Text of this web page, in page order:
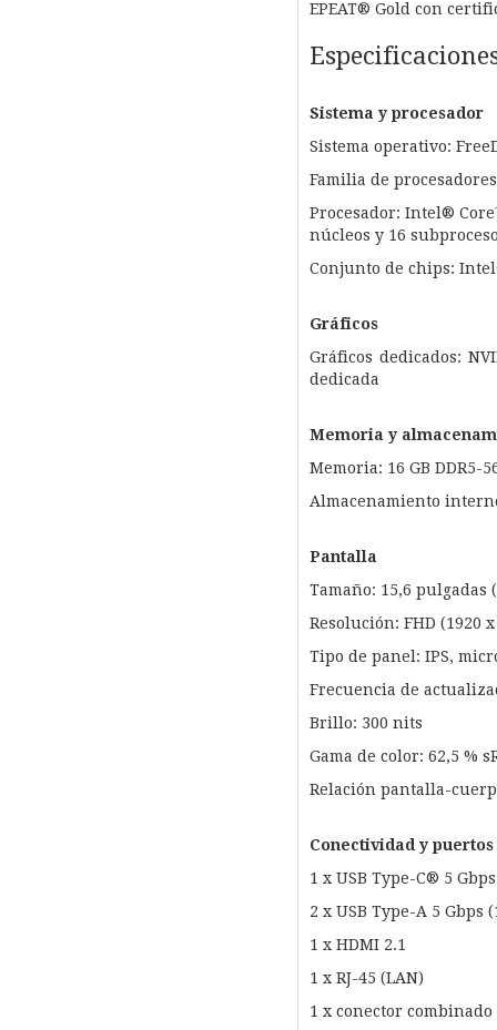
EPEAT® Gold con
Sistema y procesador
Sistema operativo:
Familia de
Procesador: Intel®
núcleos y 16
Conjunto de chips:
Gráficos
Gráficos dedicados:
dedicada
Memoria y
Memoria: 16 GB DDR5-
Almacenamiento
Pantalla
Tamaño: 15,6 pulgadas
Resolución: FHD (1920 x
Tipo de panel: IPS,
Frecuencia de
Brillo: 300 nits
Gama de color: 62,5 %
Relación pantalla-
Conectividad y puertos
1 x USB Type-C® 5
2 x USB Type-A 5 Gbps
1 x HDMI 2.1
1 x RJ-45 (LAN)
1 x conector